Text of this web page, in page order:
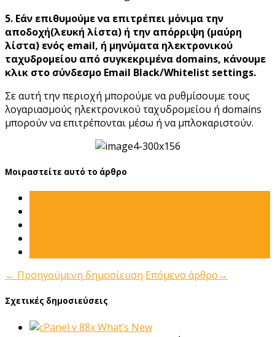
5. Εάν επιθυμούμε να επιτρέπει μόνιμα την
αποδοχή(λευκή λίστα) ή την απόρριψη (μαύρη
λίστα) ενός email, ή μηνύματα ηλεκτρονικού
ταχυδρομείου από συγκεκριμένα domains, κάνουμε
κλικ στο σύνδεσμο Email Black/Whitelist settings.
Σε αυτή την περιοχή μπορούμε να ρυθμίσουμε τους
λογαριασμούς ηλεκτρονικού ταχυδρομείου ή domains
μπορούν να επιτρέπονται μέσω ή να μπλοκαριστούν.
Μοιραστείτε αυτό το άρθρο
← Προηγούμενη δημοσίευση Επόμενο άρθρο→
Σχετικές δημοσιεύσεις